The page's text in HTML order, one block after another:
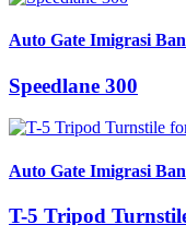
Auto Gate Imigrasi
Speedlane 300
Auto Gate Imigrasi
T-5 Tripod